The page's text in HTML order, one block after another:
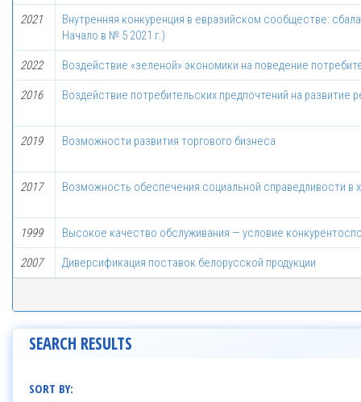
2021
Внутренняя конкуренция в евразийском сообществе:
Начало в № 5 2021 г.)
2022 Воздействие «зеленой» экономики на поведение
2016 Воздействие потребительских предпочтений на развитие
2019 Возможности развития торгового бизнеса
2017 Возможность обеспечения социальной справедливости в
1999 Высокое качество обслуживания — условие
2007 Диверсификация поставок белорусской продукции
SEARCH RESULTS
SORT BY: